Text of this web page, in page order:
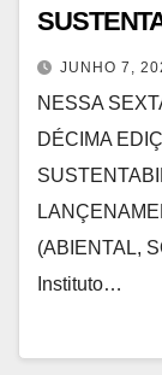
JUNHO 7,
NESSA
DÉCIMA
(ABIENTAL,
Instituto…